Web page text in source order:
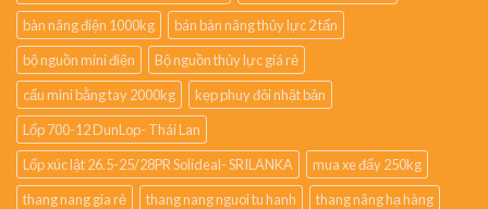
bàn nâng điện 1000kg
bán bàn nâng thủy lực 2 tấn
bộ nguồn mini điện
Bộ nguồn thủy lực giá rẻ
cẩu mini bằng tay 2000kg
kẹp phuy đôi nhật bản
Lốp 700-12 DunLop- Thái Lan
Lốp xúc lật 26.5-25/28PR Solideal- SRILANKA
mua xe đẩy 250kg
thang nang gia rẻ
thang nang nguoi tu hanh
thang nâng hạ hàng